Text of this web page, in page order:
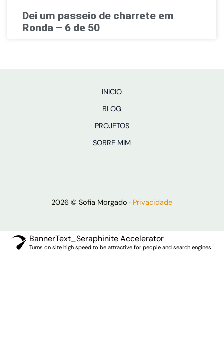
Dei um passeio de charrete em
Ronda – 6 de 50
INICIO
BLOG
PROJETOS
SOBRE MIM
2026 © Sofia Morgado · Privacidade
BannerText_Seraphinite Accelerator
Turns on site high speed to be attractive for people and search engines.